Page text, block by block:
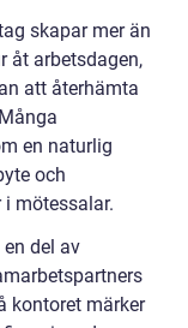
skapar mer än
åt arbetsdagen,
att återhämta
en naturlig
och
mötessalar.
del av
kontoret märker